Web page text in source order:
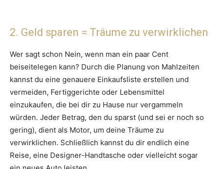
2. Geld sparen = Träume zu verwirklichen
Wer sagt schon Nein, wenn man ein paar Cent
beiseitelegen kann? Durch die Planung von Mahlzeiten
kannst du eine genauere Einkaufsliste erstellen und
vermeiden, Fertiggerichte oder Lebensmittel
einzukaufen, die bei dir zu Hause nur vergammeln
würden. Jeder Betrag, den du sparst (und sei er noch so
gering), dient als Motor, um deine Träume zu
verwirklichen. Schließlich kannst du dir endlich eine
Reise, eine Designer-Handtasche oder vielleicht sogar